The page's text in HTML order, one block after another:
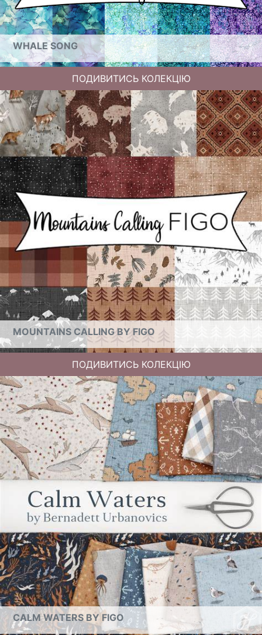
WHALE SONG
ПОДИВИТИСЬ КОЛЕКЦІЮ
MOUNTAINS CALLING BY FIGO
ПОДИВИТИСЬ КОЛЕКЦІЮ
CALM WATERS BY FIGO